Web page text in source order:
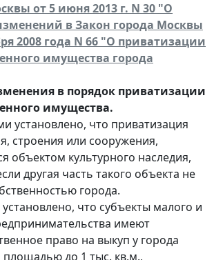
от 5 июня 2013 г. N 30 "О
в Закон города Москвы
2008 года N 66 "О приватизации
имущества города
в порядок приватизации
имущества.
установлено, что приватизация
строения или сооружения,
объектом культурного наследия,
другая часть такого объекта не
города.
что субъекты малого и
имеют
право на выкуп у города
до 1 тыс. кв.м.,